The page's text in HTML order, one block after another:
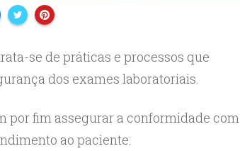
se de práticas e processos que
dos exames laboratoriais.
por fim assegurar a conformidade com
ao paciente: